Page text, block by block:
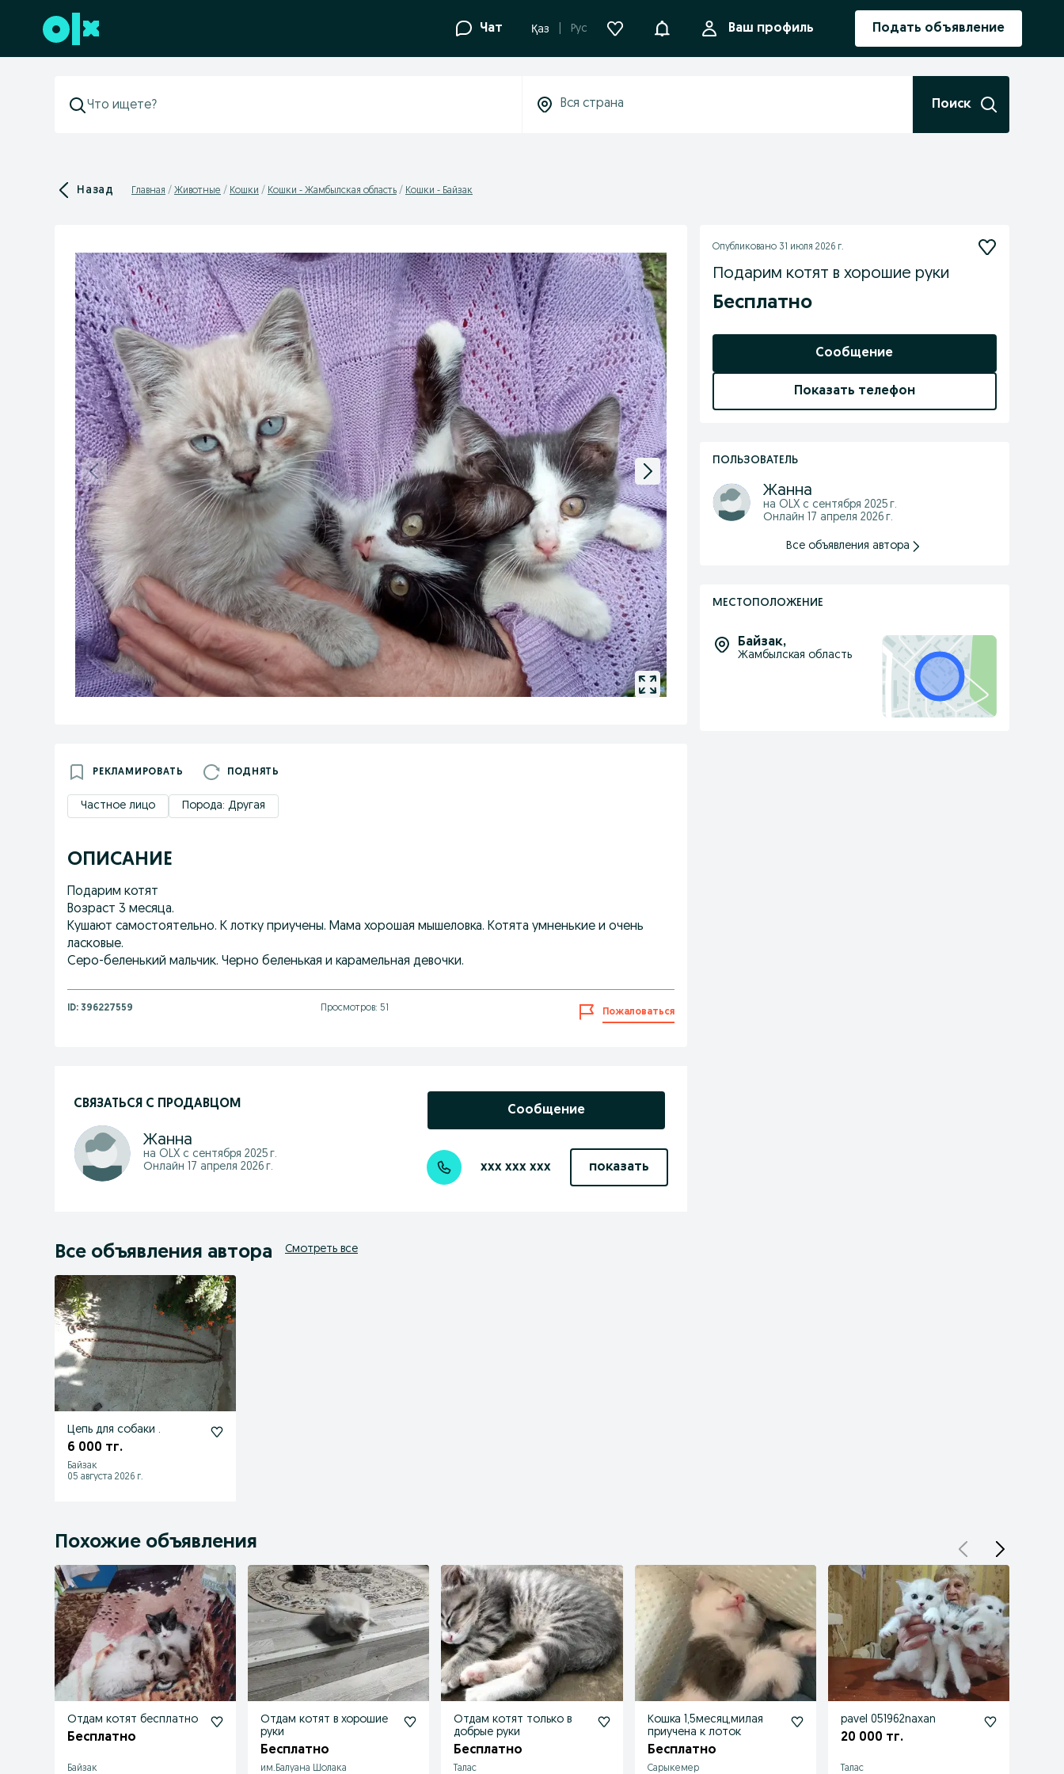
Перейти к нижнему колонтитулу Чат Қаз Рус УведомленияВаш профиль Подать объявление
Поиск
Назад Главная Животные Кошки Кошки - Жамбылская область Кошки - Байзак
РЕКЛАМИРОВАТЬ ПОДНЯТЬ
Частное лицо Порода: Другая
ОПИСАНИЕ
Подарим котят
Возраст 3 месяца.
Кушают самостоятельно. К лотку приучены. Мама хорошая мышеловка. Котята умненькие и очень
ласковые.
Серо-беленький мальчик. Черно беленькая и карамельная девочки.
ID: 396227559 Просмотров: 51 Пожаловаться
СВЯЗАТЬСЯ С ПРОДАВЦОМ
Жанна
на OLX с сентября 2025 г.
Онлайн 17 апреля 2026 г.
Сообщение
xxx xxx xxx показать
Опубликовано 31 июля 2026 г.
Подарим котят в хорошие руки
Бесплатно
Сообщение
Показать телефон
ПОЛЬЗОВАТЕЛЬ
Жанна
на OLX с сентября 2025 г.
Онлайн 17 апреля 2026 г.
Все объявления автора
МЕСТОПОЛОЖЕНИЕ
Байзак,
Жамбылская область
Все объявления автора Смотреть все
Цепь для собаки .
6 000 тг.
Байзак
05 августа 2026 г.
Похожие объявления
Отдам котят бесплатно
Бесплатно
Байзак
Отдам котят в хорошие
руки
Бесплатно
им.Балуана Шолака
Отдам котят только в
добрые руки
Бесплатно
Талас
Кошка 1,5месяц,милая
приучена к лоток
Бесплатно
Сарыкемер
pavel 051962naxan
20 000 тг.
Талас